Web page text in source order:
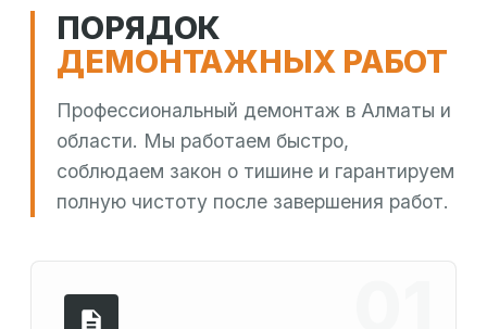
ПОРЯДОК
ДЕМОНТАЖНЫХ РАБОТ
Профессиональный демонтаж в Алматы и
области. Мы работаем быстро,
соблюдаем закон о тишине и гарантируем
полную чистоту после завершения работ.